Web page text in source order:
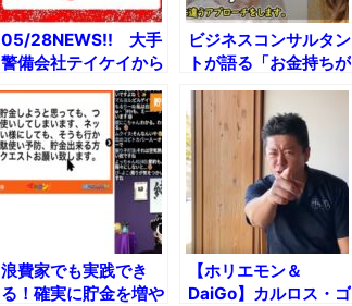
05/28NEWS!! 大手
警備会社テイケイから
社長名で怪文書レベル
の抗議文が届くとか
コロナ「持続化給付
金」を769億円で受注
したのは“幽霊法人"だ
ったとか
ビジネスコンサルタン
トが語る「お金持ちが
自分の子に教えるこ
と」
浪費家でも実践でき
る！確実に貯金を増や
【ホリエモン＆
DaiGo】カルロス・ゴ